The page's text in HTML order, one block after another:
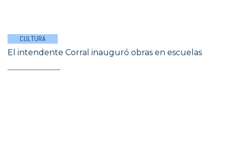
CULTURA
El intendente Corral inauguró obras en escuelas